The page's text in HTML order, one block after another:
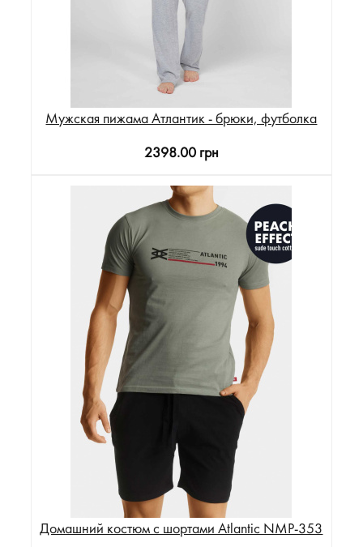
Мужская пижама Атлантик - брюки, футболка
2398.00 грн
Домашний костюм с шортами Atlantic NMP-353